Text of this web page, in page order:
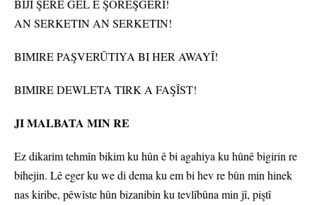
BIJÎ ŞERÊ GEL Ê ŞOREŞGERÎ!
AN SERKETIN AN SERKETIN!
BIMIRE PAŞVERÛTIYA BI HER AWAYÎ!
BIMIRE DEWLETA TIRK A FAŞÎST!
JI MALBATA MIN RE
Ez dikarim tehmîn bikim ku hûn ê bi agahiya ku hûnê bigirin re
bihejin. Lê eger ku we di dema ku em bi hev re bûn min hinek
nas kiribe, pêwîste hûn bizanibin ku tevlîbûna min jî, piştî